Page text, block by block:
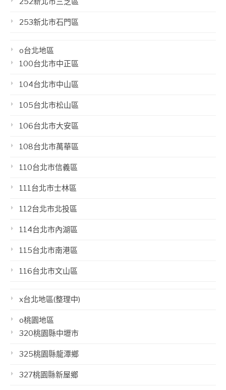
253新北市石門區
o台北地區
100台北市中正區
104台北市中山區
105台北市松山區
106台北市大安區
108台北市萬華區
110台北市信義區
111台北市士林區
112台北市北投區
114台北市內湖區
115台北市南港區
116台北市文山區
x台北地區(整理中)
o桃園地區
320桃園縣中壢市
325桃園縣龍潭鄉
327桃園縣新屋鄉